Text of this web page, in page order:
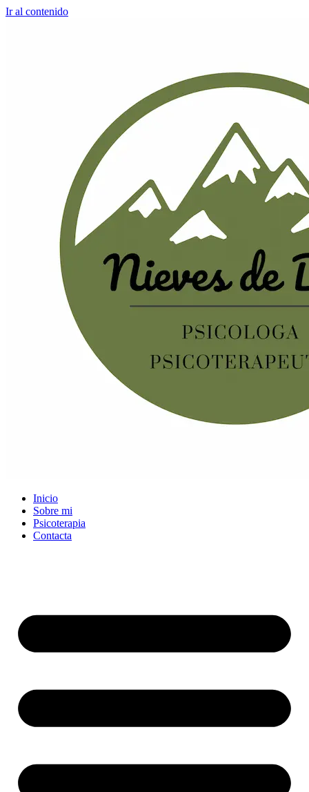
Ir al contenido
Inicio
Sobre mi
Psicoterapia
Contacta